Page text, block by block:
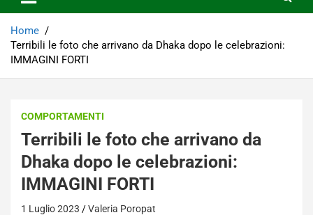
Home
Terribili le foto che arrivano da Dhaka dopo le celebrazioni:
IMMAGINI FORTI
COMPORTAMENTI
Terribili le foto che arrivano da
Dhaka dopo le celebrazioni:
IMMAGINI FORTI
1 Luglio 2023 Valeria Poropat